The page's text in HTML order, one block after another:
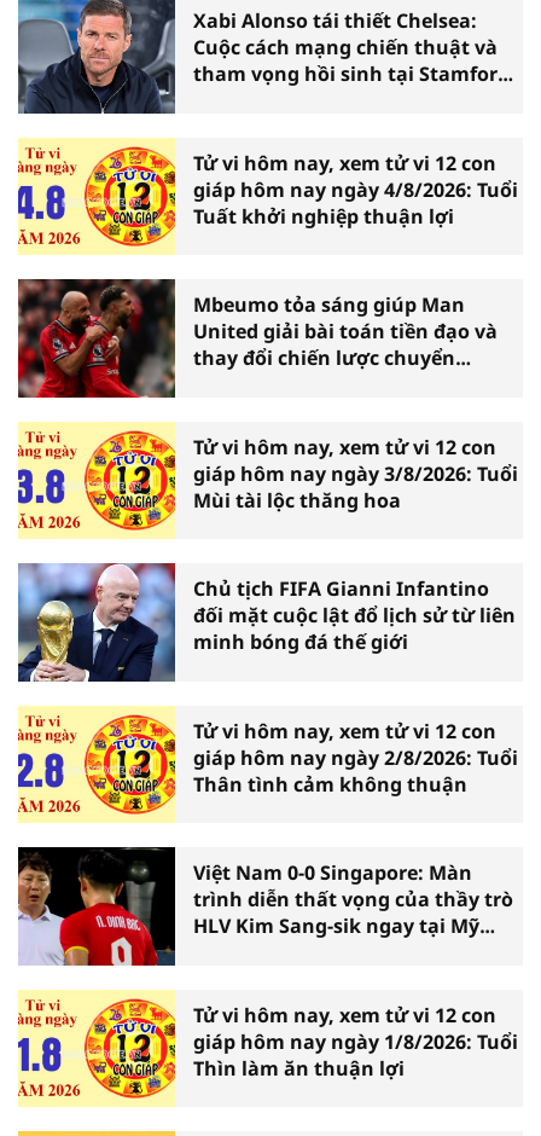
Xabi Alonso tái thiết Chelsea:
Cuộc cách mạng chiến thuật và
tham vọng hồi sinh tại Stamford
Tử vi hôm nay, xem tử vi 12 con
giáp hôm nay ngày 4/8/2026: Tuổi
Tuất khởi nghiệp thuận lợi
Mbeumo tỏa sáng giúp Man
United giải bài toán tiền đạo và
thay đổi chiến lược chuyển
Tử vi hôm nay, xem tử vi 12 con
giáp hôm nay ngày 3/8/2026: Tuổi
Mùi tài lộc thăng hoa
Chủ tịch FIFA Gianni Infantino
đối mặt cuộc lật đổ lịch sử từ liên
minh bóng đá thế giới
Tử vi hôm nay, xem tử vi 12 con
giáp hôm nay ngày 2/8/2026: Tuổi
Thân tình cảm không thuận
Việt Nam 0-0 Singapore: Màn
trình diễn thất vọng của thầy trò
HLV Kim Sang-sik ngay tại Mỹ
Tử vi hôm nay, xem tử vi 12 con
giáp hôm nay ngày 1/8/2026: Tuổi
Thìn làm ăn thuận lợi